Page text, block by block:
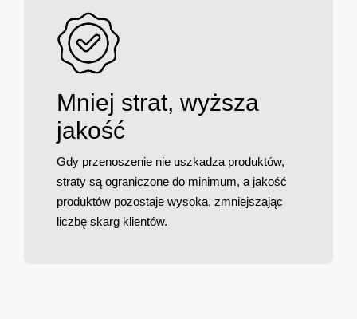
Mniej strat, wyższa
jakość
Gdy przenoszenie nie uszkadza produktów,
straty są ograniczone do minimum, a jakość
produktów pozostaje wysoka, zmniejszając
liczbę skarg klientów.